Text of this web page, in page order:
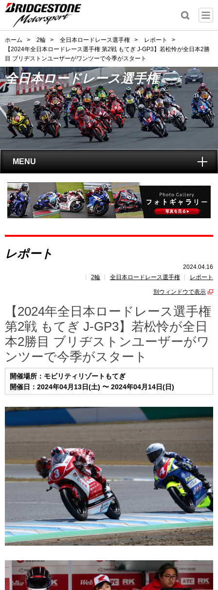
ホーム > 2輪 > 全日本ロードレース選手権 > レポート
>
【2024年全日本ロードレース選手権 第2戦 もてぎ J-GP3】若松怜が全日本2勝
目 ブリヂストンユーザーがワンツーで今季がスタート
全日本ロードレース選手権
MENU
トップ
全日本ロードレース選手権とは?
レポート
速報
ポイント ランキング
レポート
2024.04.16
2輪
全日本ロードレース選手権 レポート
別ウィンドウで表示
【2024年全日本ロードレース選手権
第2戦 もてぎ J-GP3】若松怜が全日
本2勝目 ブリヂストンユーザーがワ
ンツーで今季がスタート
開催場所：モビリティリゾートもてぎ
開催日：2024年04月13日(土) 〜 2024年04月14日(日)